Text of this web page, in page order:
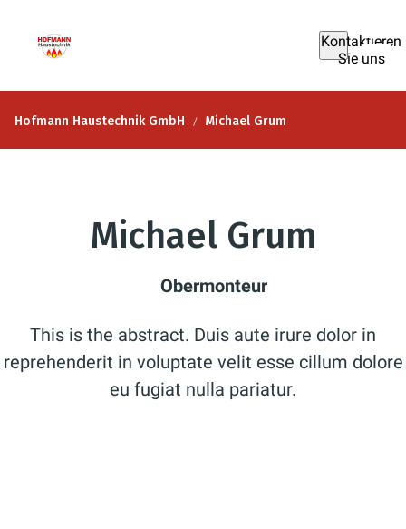
Kontaktieren
Sie uns
Hofmann Haustechnik GmbH Michael Grum
Michael Grum
Obermonteur
This is the abstract. Duis aute irure dolor in
reprehenderit in voluptate velit esse cillum dolore
eu fugiat nulla pariatur.